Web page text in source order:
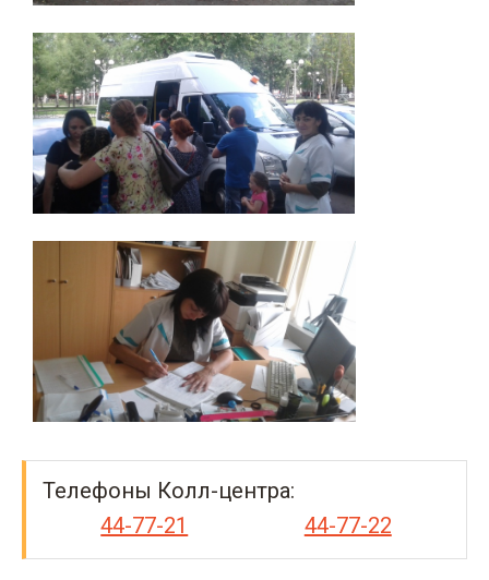
Телефоны Колл-центра:
44-77-21
44-77-22